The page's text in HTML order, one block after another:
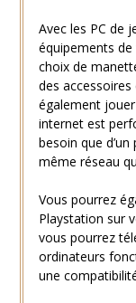
Avec les PC de
équipements de
choix de
des
également
internet est
besoin que
même réseau
Vous pourrez
Playstation sur
vous pourrez
ordinateurs
une